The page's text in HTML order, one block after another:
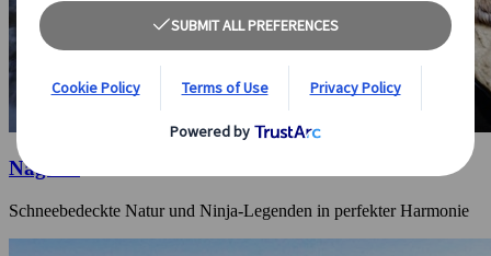
Nagano
Schneebedeckte Natur und Ninja-Legenden in perfekter Harmonie